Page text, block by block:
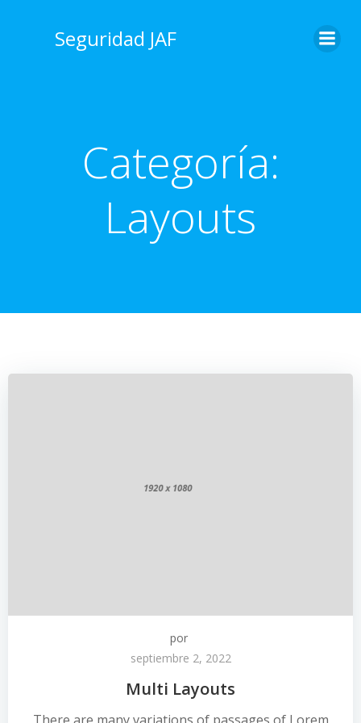
Seguridad JAF
Categoría:
Layouts
por
septiembre 2, 2022
Multi Layouts